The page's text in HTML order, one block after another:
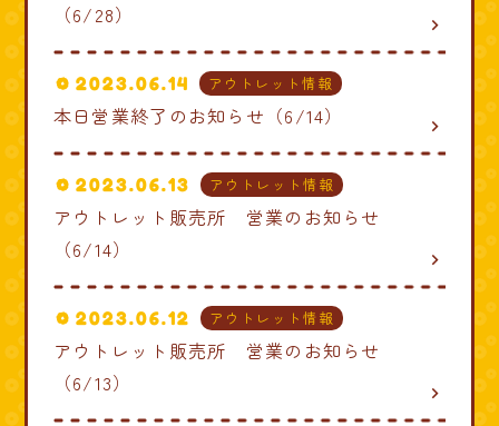
（6/28）
navigate_next
2023.06.14 アウトレット情報
本日営業終了のお知らせ（6/14） navigate_next
2023.06.13 アウトレット情報
アウトレット販売所 営業のお知らせ
（6/14）
navigate_next
2023.06.12 アウトレット情報
アウトレット販売所 営業のお知らせ
（6/13）
navigate_next